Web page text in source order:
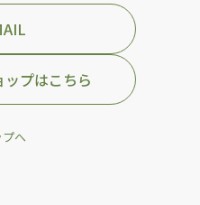
プはこちら
プへ